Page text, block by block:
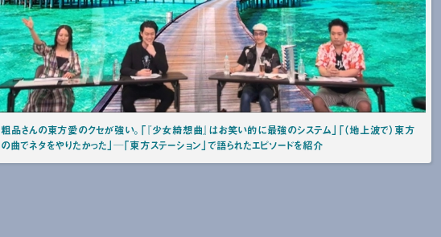
粗品さんの東方愛のクセが強い。「『少女綺想曲』はお笑い的に最強のシステム」「（地上波で）東方
の曲でネタをやりたかった」─「東方ステーション」で語られたエピソードを紹介